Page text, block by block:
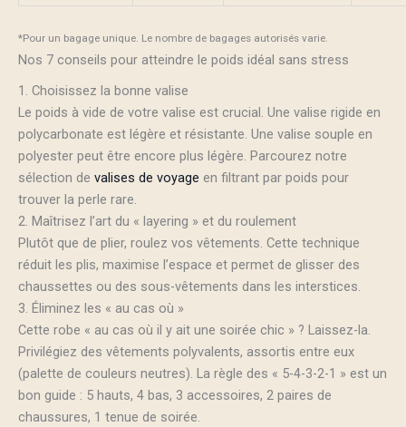
*Pour un bagage unique. Le nombre de bagages autorisés varie.
Nos 7 conseils pour atteindre le poids idéal sans stress
1. Choisissez la bonne valise
Le poids à vide de votre valise est crucial. Une valise rigide en
polycarbonate est légère et résistante. Une valise souple en
polyester peut être encore plus légère. Parcourez notre
sélection de valises de voyage en filtrant par poids pour
trouver la perle rare.
2. Maîtrisez l’art du « layering » et du roulement
Plutôt que de plier, roulez vos vêtements. Cette technique
réduit les plis, maximise l’espace et permet de glisser des
chaussettes ou des sous-vêtements dans les interstices.
3. Éliminez les « au cas où »
Cette robe « au cas où il y ait une soirée chic » ? Laissez-la.
Privilégiez des vêtements polyvalents, assortis entre eux
(palette de couleurs neutres). La règle des « 5-4-3-2-1 » est un
bon guide : 5 hauts, 4 bas, 3 accessoires, 2 paires de
chaussures, 1 tenue de soirée.